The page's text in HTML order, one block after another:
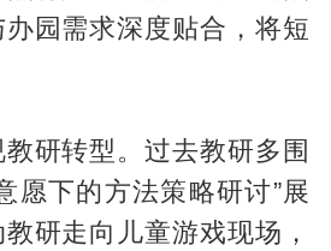
园需求深度贴合，将短
研转型。过去教研多围
愿下的方法策略研讨”展
研走向儿童游戏现场，